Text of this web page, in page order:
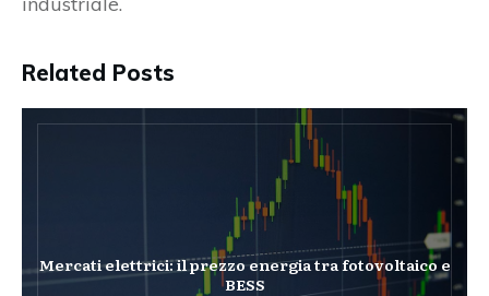
Related Posts
Mercati elettrici: il prezzo energia tra fotovoltaico e
BESS